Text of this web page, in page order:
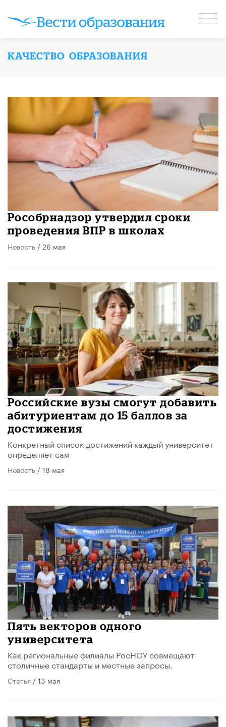
КАЧЕСТВО ОБРАЗОВАНИЯ
Рособрнадзор утвердил сроки
проведения ВПР в школах
Новость / 26 мая
Российские вузы смогут добавить
абитуриентам до 15 баллов за
достижения
Конкретный список достижений каждый университет
определяет сам
Новость / 18 мая
Пять векторов одного
университета
Как региональные филиалы РосНОУ совмещают
столичные стандарты и местные запросы.
Статья / 13 мая